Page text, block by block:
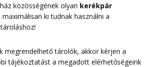
közösségének olyan kerékpár
ki tudnak használni a
megrendelhető tárolók, akkor kérjen a
tájékoztatást a megadott elérhetőségeink